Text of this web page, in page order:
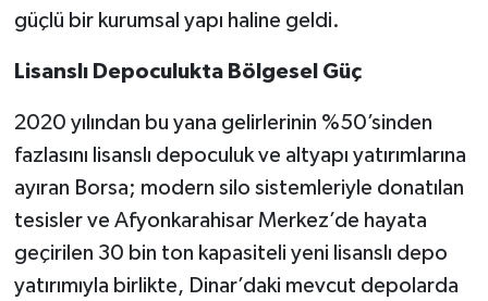
güçlü bir kurumsal yapı haline geldi.
Lisanslı Depoculukta Bölgesel Güç
2020 yılından bu yana gelirlerinin %50’sinden
fazlasını lisanslı depoculuk ve altyapı yatırımlarına
ayıran Borsa; modern silo sistemleriyle donatılan
tesisler ve Afyonkarahisar Merkez’de hayata
geçirilen 30 bin ton kapasiteli yeni lisanslı depo
yatırımıyla birlikte, Dinar’daki mevcut depolarda